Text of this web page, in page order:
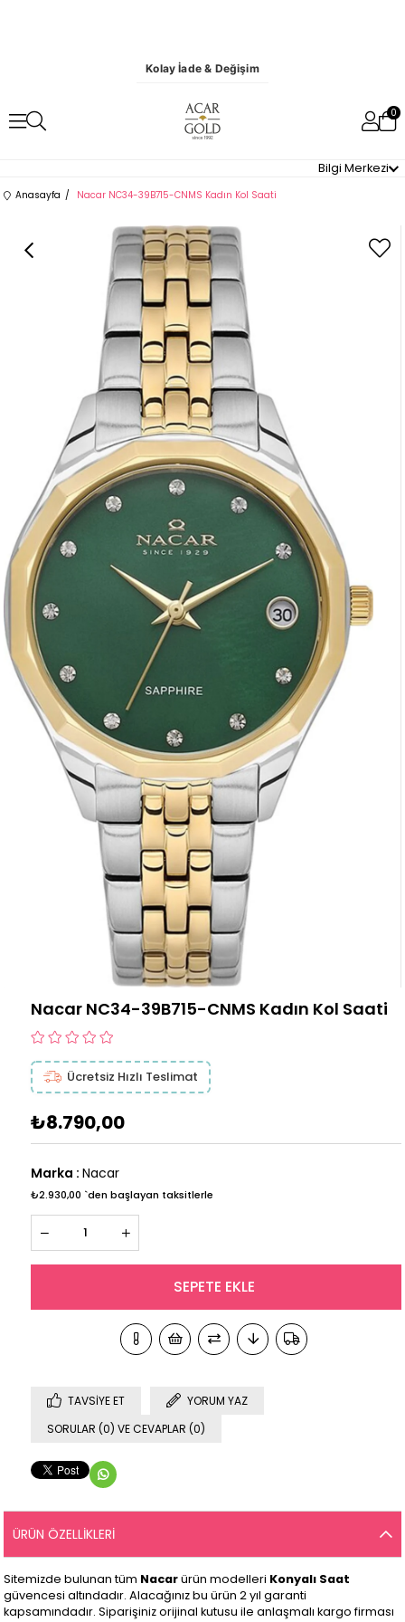
Kolay İade & Değişim
0
Bilgi Merkezi
Anasayfa Nacar NC34-39B715-CNMS Kadın Kol Saati
Nacar NC34-39B715-CNMS Kadın Kol Saati
Ücretsiz Hızlı Teslimat
₺8.790,00
Marka : Nacar
₺2.930,00 `den başlayan taksitlerle
TAVSIYE ET
YORUM YAZ
SORULAR (0) VE CEVAPLAR (0)
ÜRÜN ÖZELLIKLERI
Sitemizde bulunan tüm Nacarürün modelleri Konyalı Saat
güvencesi altındadır. Alacağınız bu ürün 2 yıl garanti
kapsamındadır. Siparişiniz orijinal kutusu ile anlaşmalı kargo firması